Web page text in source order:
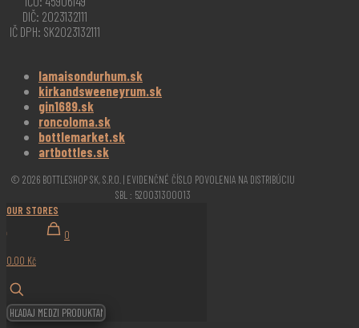
DIČ: 2023132111
IČ DPH: SK2023132111
lamaisondurhum.sk
kirkandsweeneyrum.sk
gin1689.sk
roncoloma.sk
bottlemarket.sk
artbottles.sk
© 2026 BOTTLESHOP SK, S.R.O. | EVIDENČNÉ ČÍSLO POVOLENIA NA DISTRIBÚCIU
SBL : 520031300013
OUR STORES
0
0,00 Kč